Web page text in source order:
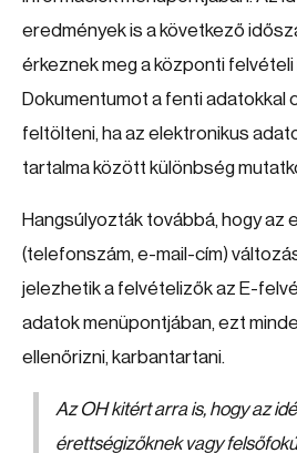
eredmények is a következő
érkeznek meg a központi
Dokumentumot a fenti adatokkal
feltölteni, ha az elektronikus
tartalma között különbség
Hangsúlyozták továbbá, hogy az
(telefonszám, e-mail-cím)
jelezhetik a felvételizők az E-
adatok menüpontjában, ezt
ellenőrizni, karbantartani.
Az OH kitért arra is, hogy az
érettségizőknek vagy